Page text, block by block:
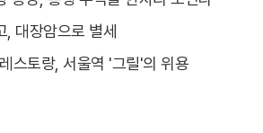
, 대장암으로 별세
스토랑, 서울역 '그릴'의 위용